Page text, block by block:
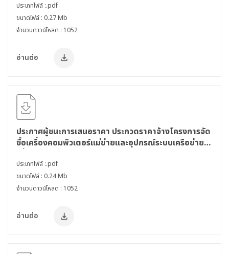
ประจำปีงบประมาณ พ.ศ. 2563 - 2565 ด้วยวิธีประกวด
ราคาอิเล็กทรอนิกส์ (e-bidding) (ครั้งที่ 2)
ประเภทไฟล์ :.pdf
ขนาดไฟล์ : 0.27 Mb
จำนวนดาวน์โหลด : 1052
อ่านต่อ
ประกาศผู้ชนะการเสนอราคา ประกวดราคาจ้างโครงการจัด
ซื้อเครื่องคอมพิวเตอร์แม่ข่ายและอุปกรณ์ระบบเครือข่าย
ประเภทไฟล์ :.pdf
ขนาดไฟล์ : 0.24 Mb
จำนวนดาวน์โหลด : 1052
อ่านต่อ